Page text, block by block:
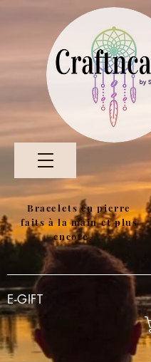
Bracelets en pierre
faits à la main et plus
encore....
E-GIFT